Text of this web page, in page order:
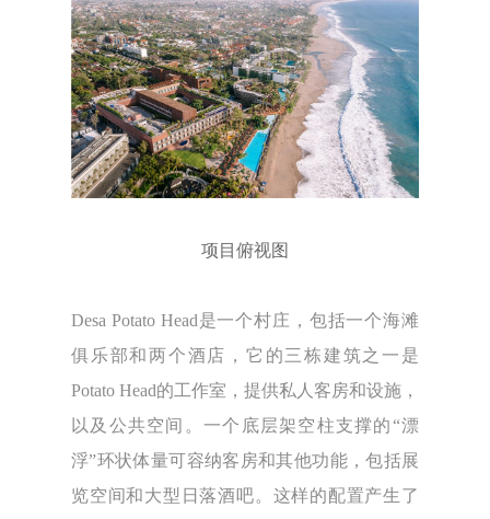
项目俯视图
Desa Potato Head是一个村庄，包括一个海滩
俱乐部和两个酒店，它的三栋建筑之一是
Potato Head的工作室，提供私人客房和设施，
以及公共空间。一个底层架空柱支撑的“漂
浮”环状体量可容纳客房和其他功能，包括展
览空间和大型日落酒吧。这样的配置产生了